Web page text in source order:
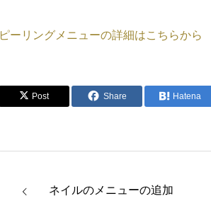
ピーリングメニューの詳細はこちらから
Post Share Hatena
ネイルのメニューの追加